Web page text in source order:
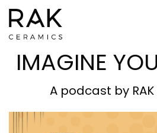
IMAGINE
A podcast by